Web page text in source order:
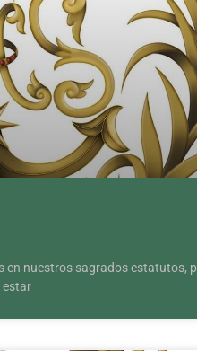
en nuestros sagrados estatutos,
estar